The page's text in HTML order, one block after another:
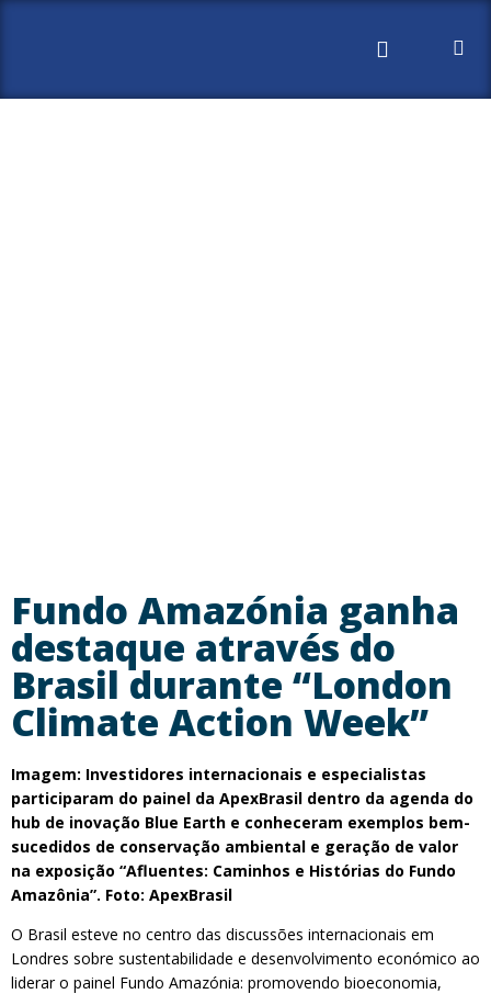
Fundo Amazónia ganha
destaque através do
Brasil durante “London
Climate Action Week”
Imagem: Investidores internacionais e especialistas
participaram do painel da ApexBrasil dentro da agenda do
hub de inovação Blue Earth e conheceram exemplos bem-
sucedidos de conservação ambiental e geração de valor
na exposição “Afluentes: Caminhos e Histórias do Fundo
Amazônia”. Foto: ApexBrasil
O Brasil esteve no centro das discussões internacionais em
Londres sobre sustentabilidade e desenvolvimento económico ao
liderar o painel Fundo Amazónia: promovendo bioeconomia,